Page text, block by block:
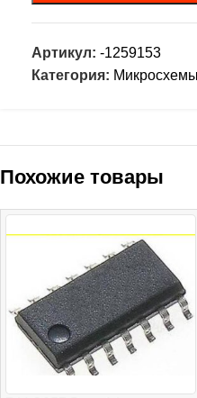
Артикул: -1259153
Категория:
Похожие товары